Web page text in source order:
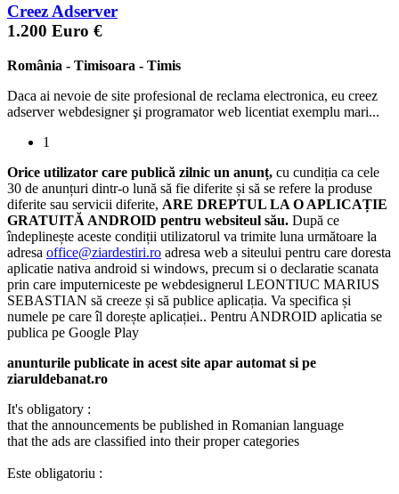
Creez Adserver
1.200 Euro €
România - Timisoara - Timis
Daca ai nevoie de site profesional de reclama electronica, eu creez
adserver webdesigner şi programator web licentiat exemplu mari...
1
Orice utilizator care publică zilnic un anunț, cu cundiția ca cele
30 de anunțuri dintr-o lună să fie diferite și să se refere la produse
diferite sau servicii diferite, ARE DREPTUL LA O APLICAȚIE
GRATUITĂ ANDROID pentru websiteul său. După ce
îndeplinește aceste condiții utilizatorul va trimite luna următoare la
adresa office@ziardestiri.ro adresa web a siteului pentru care doresta
aplicatie nativa android si windows, precum si o declaratie scanata
prin care imputerniceste pe webdesignerul LEONTIUC MARIUS
SEBASTIAN să creeze și să publice aplicația. Va specifica și
numele pe care îl dorește aplicației.. Pentru ANDROID aplicatia se
publica pe Google Play
anunturile publicate in acest site apar automat si pe
ziaruldebanat.ro
It's obligatory :
that the announcements be published in Romanian language
that the ads are classified into their proper categories
Este obligatoriu :